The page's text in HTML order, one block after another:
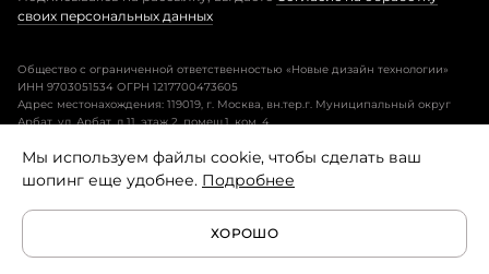
своих персональных данных
Общество с ограниченной ответственностью «Новые дизайн технологии»
ИНН 9703051534 ОГРН 1217700473605
Адрес местонахождения: 119019, г. Москва, вн.тер.г. Муниципальный округ
Арбат, ул. Арбат, д.11, этаж 2, помещ.1, ком. 4.
Пользовательское соглашение
Политика конфиденциальности
Условия программы лояльности
Мы используем файлы cookie, чтобы сделать ваш
шопинг еще удобнее. Подробнее
ХОРОШО